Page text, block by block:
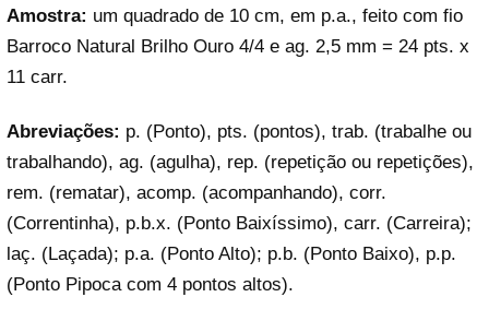
Amostra: um quadrado de 10 cm, em p.a., feito com fio
Barroco Natural Brilho Ouro 4/4 e ag. 2,5 mm = 24 pts. x
11 carr.
Abreviações: p. (Ponto), pts. (pontos), trab. (trabalhe ou
trabalhando), ag. (agulha), rep. (repetição ou repetições),
rem. (rematar), acomp. (acompanhando), corr.
(Correntinha), p.b.x. (Ponto Baixíssimo), carr. (Carreira);
laç. (Laçada); p.a. (Ponto Alto); p.b. (Ponto Baixo), p.p.
(Ponto Pipoca com 4 pontos altos).